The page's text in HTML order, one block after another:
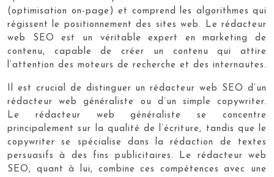
(optimisation on-page) et comprend les algorithmes qui
régissent le positionnement des sites web. Le rédacteur
web SEO est un véritable expert en marketing de
contenu, capable de créer un contenu qui attire
l’attention des moteurs de recherche et des internautes.
Il est crucial de distinguer un rédacteur web SEO d’un
rédacteur web généraliste ou d’un simple copywriter.
Le rédacteur web généraliste se concentre
principalement sur la qualité de l’écriture, tandis que le
copywriter se spécialise dans la rédaction de textes
persuasifs à des fins publicitaires. Le rédacteur web
SEO, quant à lui, combine ces compétences avec une